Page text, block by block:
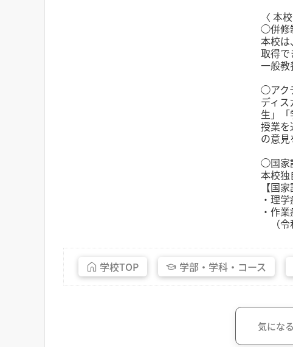
〈 本
◯併修
本校は
取得で
一般教
◯アク
ディ
生」「
授業
の意見
◯国家
本校独
【国
・理
・作
（令
学校TOP 学部・ 学科・ コース
気になる